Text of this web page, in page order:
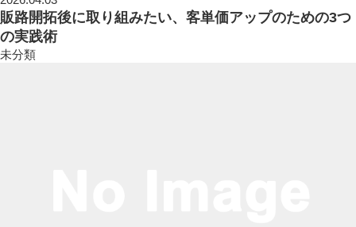
販路開拓後に取り組みたい、客単価アップのための3つ
の実践術
未分類